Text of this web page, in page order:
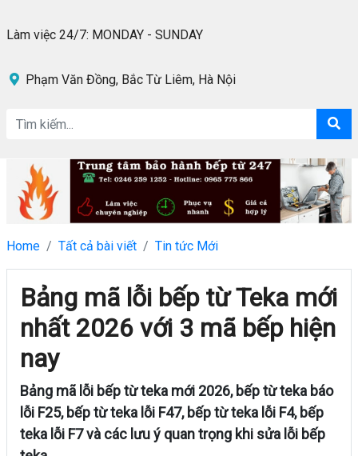
Làm việc 24/7: MONDAY - SUNDAY
Phạm Văn Đồng, Bắc Từ Liêm, Hà Nội
Home Tất cả bài viết Tin tức Mới
Bảng mã lỗi bếp từ Teka mới
nhất 2026 với 3 mã bếp hiện
nay
Bảng mã lỗi bếp từ teka mới 2026, bếp từ teka báo
lỗi F25, bếp từ teka lỗi F47, bếp từ teka lỗi F4, bếp
teka lỗi F7 và các lưu ý quan trọng khi sửa lỗi bếp